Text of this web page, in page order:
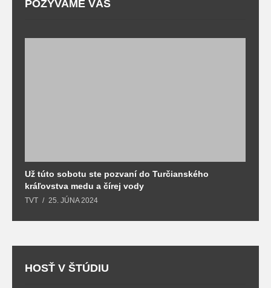
POZÝVAME VÁS
Už túto sobotu ste pozvaní do Turčianského
kráľovstva medu a čírej vody
TVT 25. JÚNA 2024
HOSŤ V ŠTÚDIU